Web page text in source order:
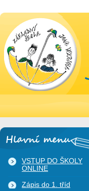
Hlavní menu
VSTUP DO ŠKOLY
ONLINE
Zápis do 1. tříd